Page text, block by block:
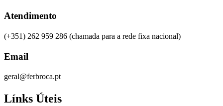
Atendimento
(+351) 262 959 286 (chamada para a rede fixa nacional)
Email
geral@ferbroca.pt
Línks Úteis